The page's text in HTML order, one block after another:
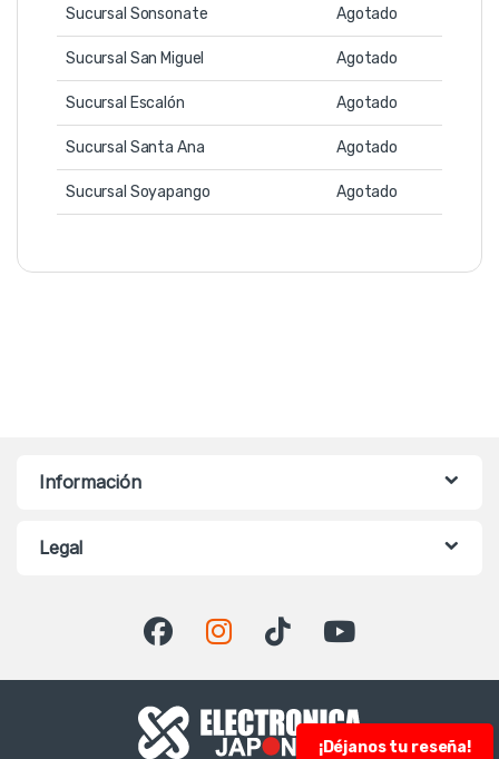
Sucursal Sonsonate Agotado
Sucursal San Miguel Agotado
Sucursal Escalón Agotado
Sucursal Santa Ana Agotado
Sucursal Soyapango Agotado
Información
Legal
¡Déjanos tu reseña!